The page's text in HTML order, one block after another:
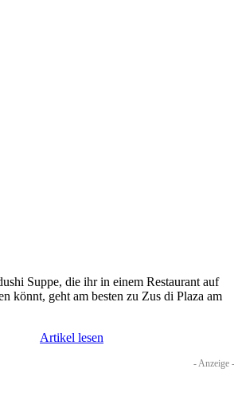
Suppe, die ihr in einem Restaurant auf
könnt, geht am besten zu Zus di Plaza am
Artikel lesen
- Anzeige -